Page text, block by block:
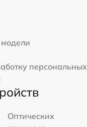
Оптических